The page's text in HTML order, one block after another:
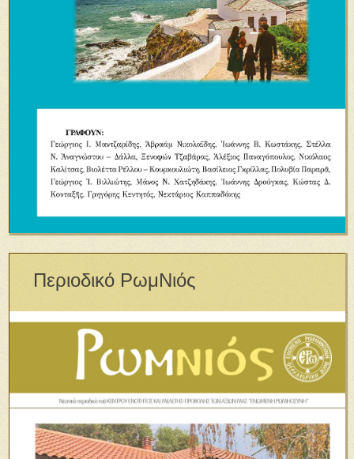
Περιοδικό ΡωμΝιός